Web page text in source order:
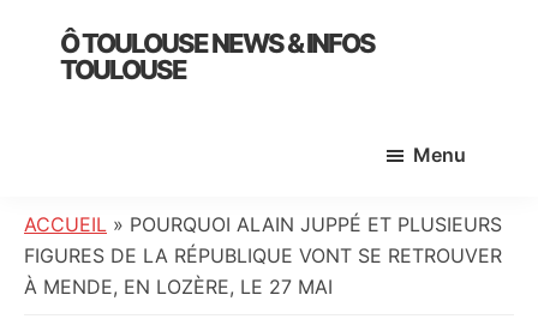
primary
Ô TOULOUSE NEWS & INFOS
TOULOUSE
:
info
locale,
Menu
ACCUEIL » POURQUOI ALAIN JUPPÉ ET PLUSIEURS
FIGURES DE LA RÉPUBLIQUE VONT SE RETROUVER
À MENDE, EN LOZÈRE, LE 27 MAI